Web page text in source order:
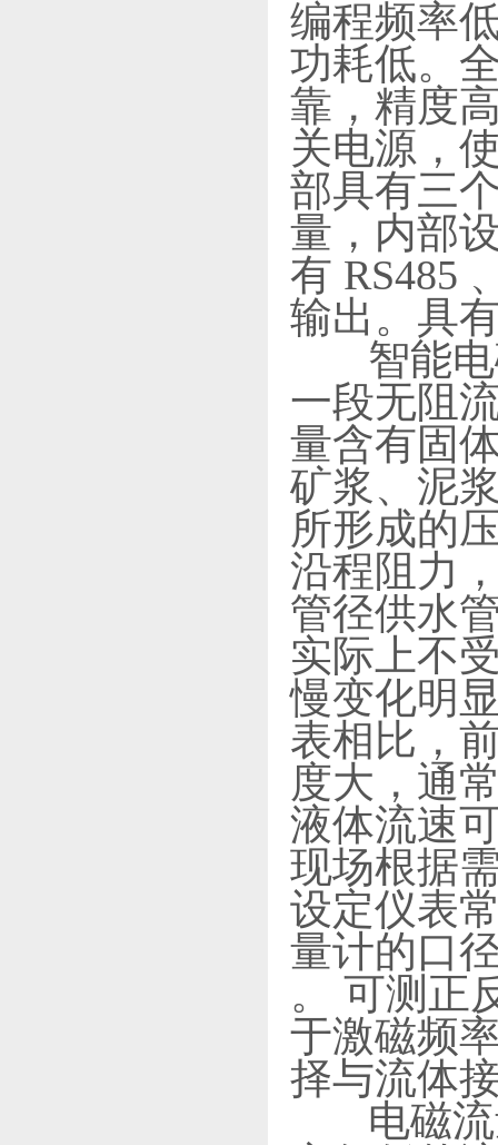
编程频率
功耗低。
靠，精度
关电源，
部具有三
量，内部
有 RS485
输出。具
智能电
一段无阻
量含有固
矿浆、泥
所形成的
沿程阻力
管径供水
实际上不
慢变化明
表相比，
度大，通
液体流速
现场根据
设定仪表
量计的口
。 可测正
于激磁频
择与流体
电磁流